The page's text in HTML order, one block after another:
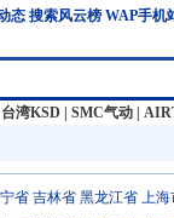
态 搜索风云榜 WAP手机
台湾KSD SMC气动
省 吉林省 黑龙江省 上海